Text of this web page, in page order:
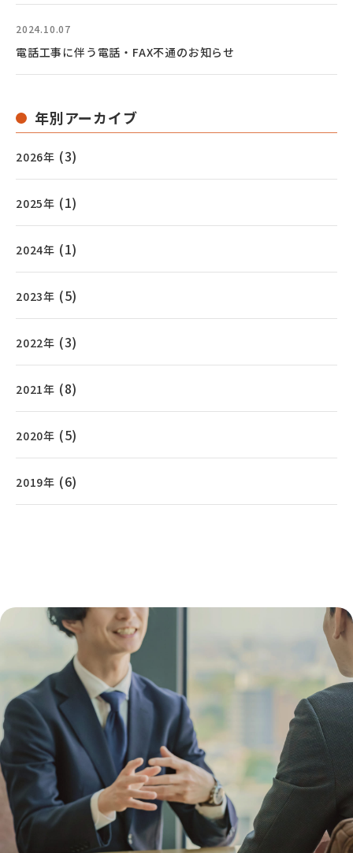
2024.10.07
電話工事に伴う電話・FAX不通のお知らせ
年別アーカイブ
2026年 (3)
2025年 (1)
2024年 (1)
2023年 (5)
2022年 (3)
2021年 (8)
2020年 (5)
2019年 (6)